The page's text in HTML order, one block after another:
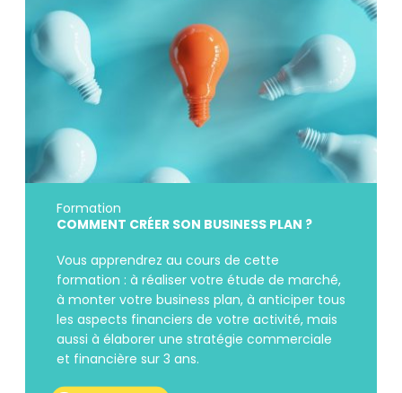
Formation
COMMENT CRÉER SON BUSINESS PLAN ?
Vous apprendrez au cours de cette
formation : à réaliser votre étude de marché,
à monter votre business plan, à anticiper tous
les aspects financiers de votre activité, mais
aussi à élaborer une stratégie commerciale
et financière sur 3 ans.